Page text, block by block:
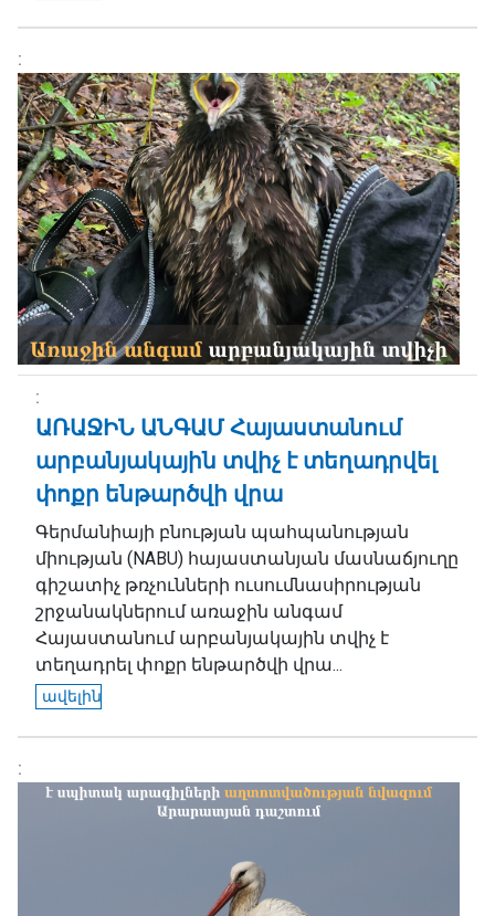
ԱՌԱՋԻՆ ԱՆԳԱՄ Հայաստանում
արբանյակային տվիչ է տեղադրվել
փոքր ենթարծվի վրա
Գերմանիայի բնության պահպանության
միության (NABU) հայաստանյան մասնաճյուղը
գիշատիչ թռչունների ուսումնասիրության
շրջանակներում առաջին անգամ
Հայաստանում արբանյակային տվիչ է
տեղադրել փոքր ենթարծվի վրա...
ավելին